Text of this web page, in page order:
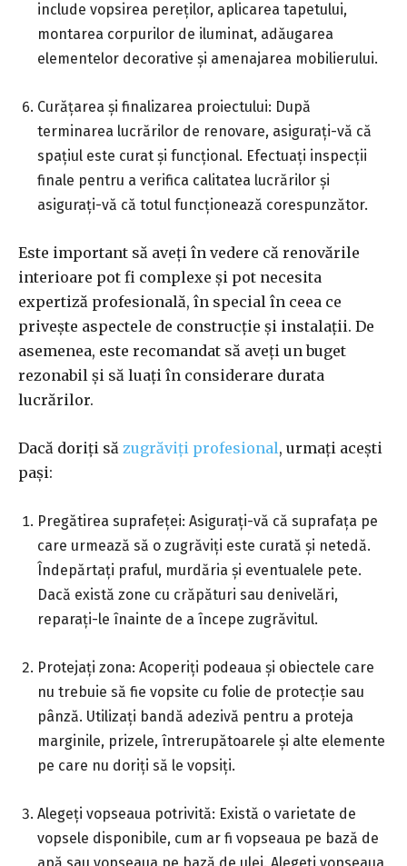
include vopsirea pereților, aplicarea tapetului,
montarea corpurilor de iluminat, adăugarea
elementelor decorative și amenajarea mobilierului.
Curățarea și finalizarea proiectului: După
terminarea lucrărilor de renovare, asigurați-vă că
spațiul este curat și funcțional. Efectuați inspecții
finale pentru a verifica calitatea lucrărilor și
asigurați-vă că totul funcționează corespunzător.
Este important să aveți în vedere că renovările
interioare pot fi complexe și pot necesita
expertiză profesională, în special în ceea ce
privește aspectele de construcție și instalații. De
asemenea, este recomandat să aveți un buget
rezonabil și să luați în considerare durata
lucrărilor.
Dacă doriți să zugrăviți profesional, urmați acești
pași:
Pregătirea suprafeței: Asigurați-vă că suprafața pe
care urmează să o zugrăviți este curată și netedă.
Îndepărtați praful, murdăria și eventualele pete.
Dacă există zone cu crăpături sau denivelări,
reparați-le înainte de a începe zugrăvitul.
Protejați zona: Acoperiți podeaua și obiectele care
nu trebuie să fie vopsite cu folie de protecție sau
pânză. Utilizați bandă adezivă pentru a proteja
marginile, prizele, întrerupătoarele și alte elemente
pe care nu doriți să le vopsiți.
Alegeți vopseaua potrivită: Există o varietate de
vopsele disponibile, cum ar fi vopseaua pe bază de